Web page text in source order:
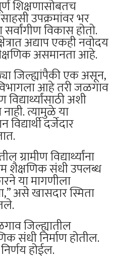
शिक्षणासोबतच
उपक्रमांवर भर
सर्वांगीण विकास होतो.
अद्याप एकही नवोदय
असमानता आहे.
जिल्ह्यांपैकी एक असून,
आहे तरी जळगाव
अशी
त्यामुळे या
दर्जेदार
ग्रामीण विद्यार्थ्यांना
शैक्षणिक संधी उपलब्ध
या मागणीला
असे खासदार स्मिता
जिल्ह्यातील
संधी निर्माण होतील.
होईल.